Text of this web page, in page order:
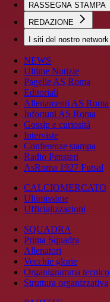
RASSEGNA STAMPA
REDAZIONE
I siti del nostro network
NEWS
Ultime Notizie
Pagelle AS Roma
Editoriali
Allenamenti AS Roma
Infortuni AS Roma
Gossip e curiosità
Interviste
Conferenze stampa
Radio Pensieri
AsRoma 1927 Futsal
CALCIOMERCATO
Ultimissime
Ufficializzazioni
SQUADRA
Prima Squadra
Allenatori
Vecchie glorie
Organigramma tecnico
Struttura organizzativa